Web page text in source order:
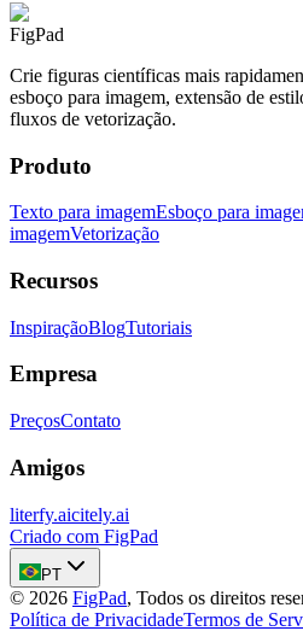
FigPad
Crie figuras científicas mais
esboço para imagem, extensão de
fluxos de vetorização.
Produto
Texto para imagemEsboço para
imagemVetorização
Recursos
InspiraçãoBlogTutoriais
Empresa
PreçosContato
Amigos
literfy.aicitely.ai
Criado com FigPad
PT
© 2026 FigPad, Todos os direitos
Política de PrivacidadeTermos de